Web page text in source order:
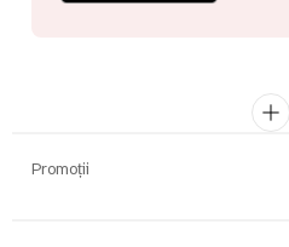
Promoții